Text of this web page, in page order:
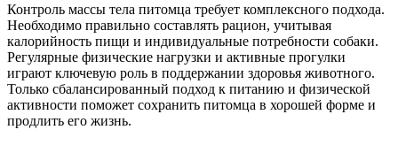
Контроль массы тела питомца требует комплексного подхода.
Необходимо правильно составлять рацион, учитывая
калорийность пищи и индивидуальные потребности собаки.
Регулярные физические нагрузки и активные прогулки
играют ключевую роль в поддержании здоровья животного.
Только сбалансированный подход к питанию и физической
активности поможет сохранить питомца в хорошей форме и
продлить его жизнь.